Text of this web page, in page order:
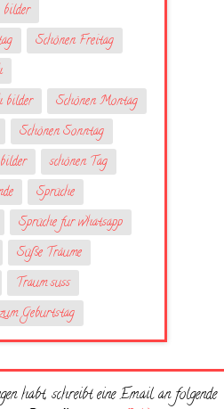
bilder
Schönen Freitag
bilder
Schönen Montag
Schönen Sonntag
schönen Tag
Sprüche
Sprüche fur whatsapp
Süße Träume
Traum suss
zum Geburtstag
habt, schreibt eine Email an folgende